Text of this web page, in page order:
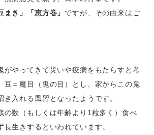
まき」「恵方巻」 ですが、その由来はご
がやってきて災いや疫病をもたらすと考
豆＝魔目（鬼の目）とし、家からこの鬼
き入れる風習となったようです。
の数（もしくは年齢より1粒多く）食べ
長生きするといわれています。